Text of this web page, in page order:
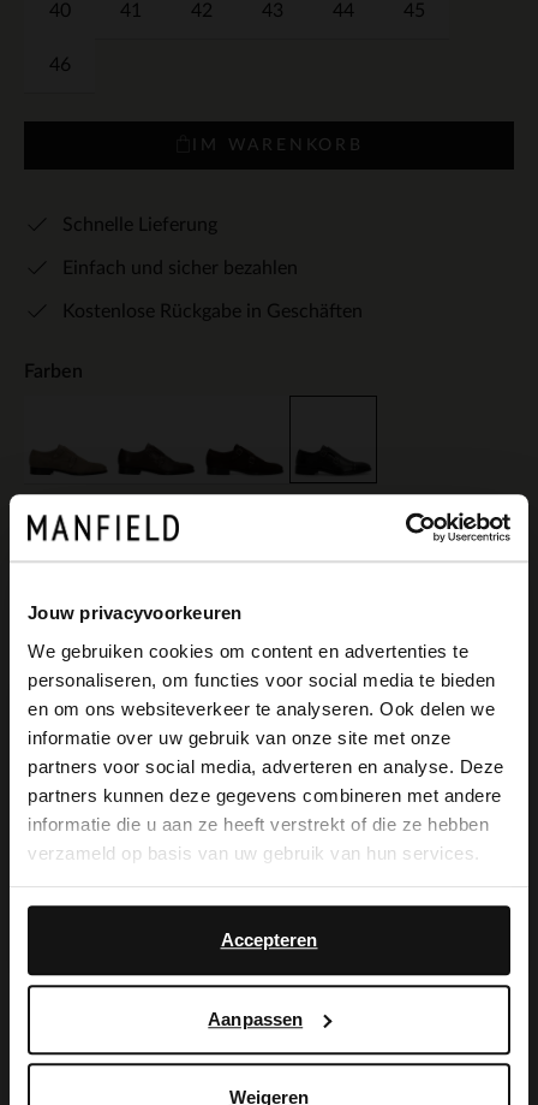
Jouw privacyvoorkeuren
We gebruiken cookies om content en advertenties te
personaliseren, om functies voor social media te bieden
en om ons websiteverkeer te analyseren. Ook delen we
informatie over uw gebruik van onze site met onze
partners voor social media, adverteren en analyse. Deze
partners kunnen deze gegevens combineren met andere
informatie die u aan ze heeft verstrekt of die ze hebben
verzameld op basis van uw gebruik van hun services.
Accepteren
Aanpassen
Weigeren
40 41 42 43 44 45
46
IM WARENKORB
Schnelle Lieferung
Einfach und sicher bezahlen
Kostenlose Rückgabe in Geschäften
Farben
Produktbeschreibung
Schwarze Schnallenschuhe aus Leder mit
2 cm hohem Absatz der Marke Manfield.
Als Schuhpflege empfehlen wir das
Carbon Pro-Spray von Collonil.
Produktdetails
Lieferung & Rücksendung
×
View this website in English?
It looks like your language isn't Dutch. Would
you like to switch to English?
English